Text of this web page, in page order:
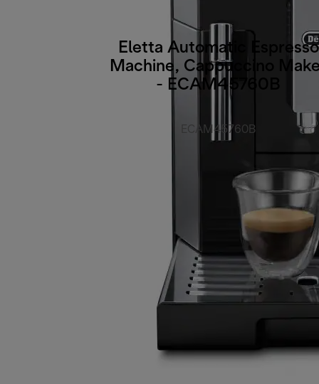
Eletta Automatic Espresso
Machine, Cappuccino
- ECAM45760B
ECAM45760B